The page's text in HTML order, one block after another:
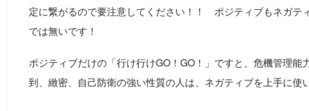
定に繋がるので要注意してください！！ ポジティブもネガテ
では無いです！
ポジティブだけの「行け行けGO！GO！」ですと、危機管理
到、緻密、自己防衛の強い性質の人は、ネガティブを上手に使